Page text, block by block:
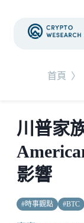
首頁 〉
川普家
影響
#時事觀點 #BTC